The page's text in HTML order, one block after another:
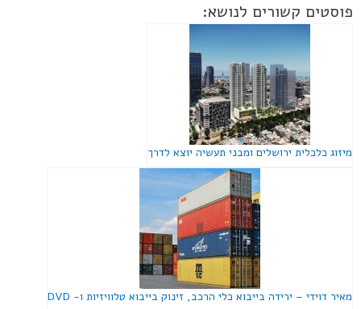
פוסטים קשורים לנושא:
מיזוג כלכלית ירושלים ומבני תעשיה יוצא לדרך
מאיר דוידי – ירידה בייבוא כלי הרכב, זינוק בייבוא טלוויזיות ו- DVD